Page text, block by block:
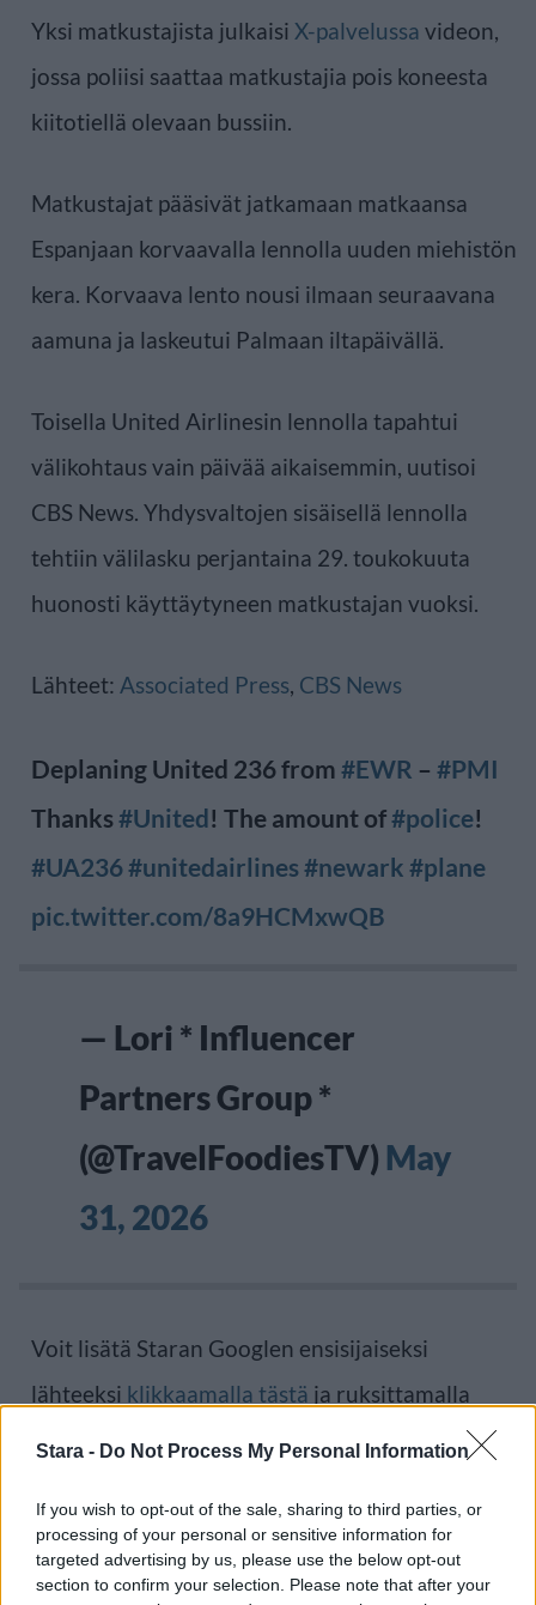
Stara - Do Not Process My Personal Information
If you wish to opt-out of the sale, sharing to third parties, or
processing of your personal or sensitive information for
targeted advertising by us, please use the below opt-out
section to confirm your selection. Please note that after your
Yksi matkustajista julkaisi X-palvelussa videon,
jossa poliisi saattaa matkustajia pois koneesta
kiitotiellä olevaan bussiin.
Matkustajat pääsivät jatkamaan matkaansa
Espanjaan korvaavalla lennolla uuden miehistön
kera. Korvaava lento nousi ilmaan seuraavana
aamuna ja laskeutui Palmaan iltapäivällä.
Toisella United Airlinesin lennolla tapahtui
välikohtaus vain päivää aikaisemmin, uutisoi
CBS News. Yhdysvaltojen sisäisellä lennolla
tehtiin välilasku perjantaina 29. toukokuuta
huonosti käyttäytyneen matkustajan vuoksi.
Lähteet: Associated Press, CBS News
Deplaning United 236 from #EWR – #PMI
Thanks#United! The amount of#police!
#UA236#unitedairlines#newark #plane
pic.twitter.com/8a9HCMxwQB
— Lori * Influencer
Partners Group *
(@TravelFoodiesTV) May
31, 2026
Voit lisätä Staran Googlen ensisijaiseksi
lähteeksi klikkaamalla tästä ja ruksittamalla
laatikon. Voit myös lukea lisää tähän artikkeliin
United Airlinestai laajemmin samasta
aihealueestaUutiset-osioistamme.